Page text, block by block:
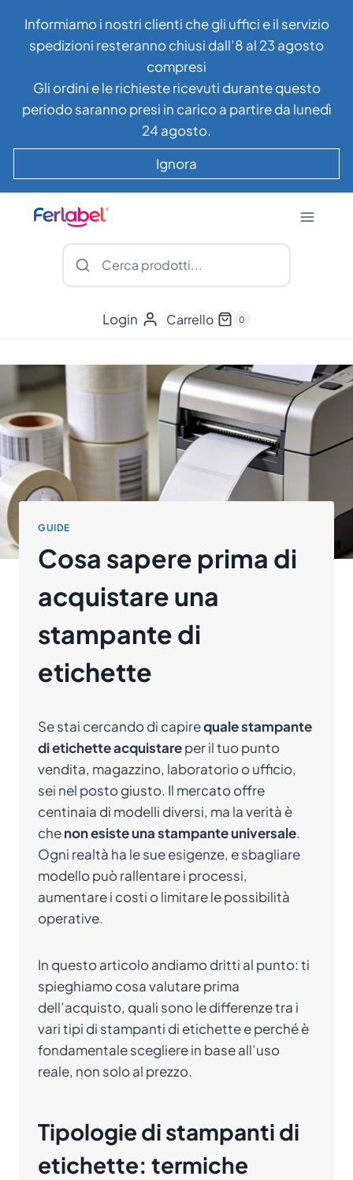
contenuto
Informiamo i nostri clienti che gli uffici e il servizio
spedizioni resteranno chiusi dall’8 al 23 agosto
compresi
Gli ordini e le richieste ricevuti durante questo
periodo saranno presi in carico a partire da lunedì
24 agosto.
Ignora
Login Carrello 0
GUIDE
Cosa sapere prima di
acquistare una
stampante di
etichette
Se stai cercando di capirequale stampante
di etichette acquistareper il tuo punto
vendita, magazzino, laboratorio o ufficio,
sei nel posto giusto. Il mercato offre
centinaia di modelli diversi, ma la verità è
chenon esiste una stampante universale.
Ogni realtà ha le sue esigenze, e sbagliare
modello può rallentare i processi,
aumentare i costi o limitare le possibilità
operative.
In questo articolo andiamo dritti al punto: ti
spieghiamo cosa valutare prima
dell’acquisto, quali sono le differenze tra i
vari tipi di stampanti di etichette e perché è
fondamentale scegliere in base all’uso
reale, non solo al prezzo.
Tipologie di stampanti di
etichette: termiche